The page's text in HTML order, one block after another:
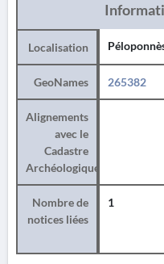
Localisation
GeoNames 265382
Alignements
avec le
Cadastre
Archéologique
Nombre de
notices liées
1